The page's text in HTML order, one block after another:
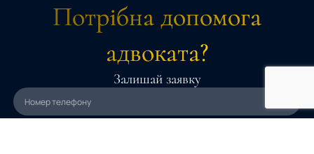
Потрібна допомога
адвоката?
Залишай заявку